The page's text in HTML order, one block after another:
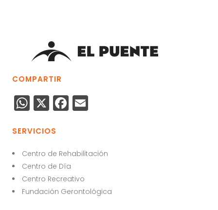
COMPARTIR
W
h
a
ts
A
p
p
X F
a
e
b
o
o
l
SERVICIOS
Centro de Rehabilitación
Centro de Día
Centro Recreativo
Fundación Gerontológica